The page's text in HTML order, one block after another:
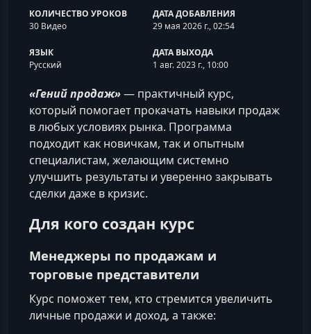
КОЛИЧЕСТВО УРОКОВ
30 Видео
ДАТА ДОБАВЛЕНИЯ
29 мая 2026 г., 02:54
ЯЗЫК
Русский
ДАТА ВЫХОДА
1 авг. 2023 г., 10:00
«Гений продаж»— практичный курс,
который помогает прокачать навыки продаж
в любых условиях рынка. Программа
подходит как новичкам, так и опытным
специалистам, желающим системно
улучшить результаты и уверенно закрывать
сделки даже в кризис.
Для кого создан курс
Менеджеры по продажам и
торговые представители
Курс поможет тем, кто стремится увеличить
личные продажи и доход, а также: